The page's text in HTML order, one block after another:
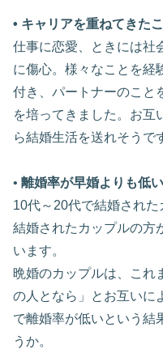
• キャリアを重ねてきた
仕事に恋愛、ときには社
に傷心。様々なことを経
付き、パートナーのこと
を培ってきました。お互
ら結婚生活を送れそうで
• 離婚率が早婚よりも低い
10代～20代で結婚され
結婚されたカップルの方
います。
晩婚のカップルは、これ
の人となら」とお互いに
で離婚率が低いという結
うか。